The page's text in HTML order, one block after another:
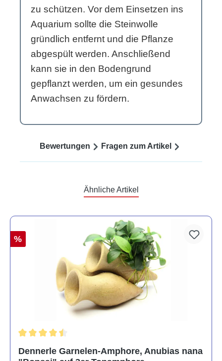
zu schützen. Vor dem Einsetzen ins
Aquarium sollte die Steinwolle
gründlich entfernt und die Pflanze
abgespült werden. Anschließend
kann sie in den Bodengrund
gepflanzt werden, um ein gesundes
Anwachsen zu fördern.
Bewertungen Fragen zum Artikel
Ähnliche Artikel
%
Dennerle Garnelen-Amphore, Anubias nana